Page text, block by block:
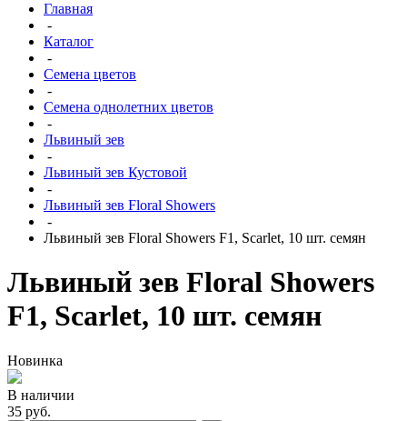
Главная
-
Каталог
-
Семена цветов
-
Семена однолетних цветов
-
Львиный зев
-
Львиный зев Кустовой
-
Львиный зев Floral Showers
-
Львиный зев Floral Showers F1, Scarlet, 10 шт. семян
Львиный зев Floral Showers
F1, Scarlet, 10 шт. семян
Новинка
В наличии
35 руб.